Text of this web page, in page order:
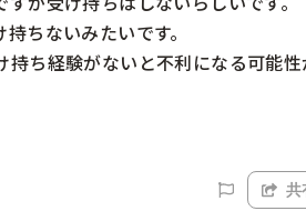
ちないみたいです。
ち経験がないと不利になる可能
共